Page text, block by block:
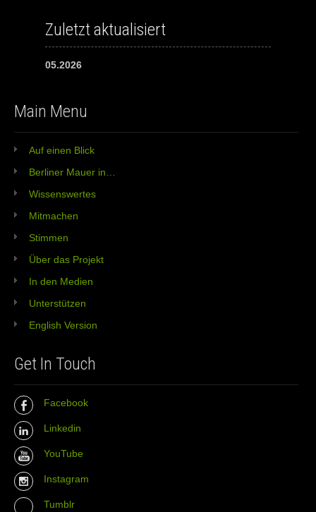
Zuletzt aktualisiert
05.2026
Main Menu
Auf einen Blick
Berliner Mauer in…
Wissenswertes
Mitmachen
Stimmen
Über das Projekt
In den Medien
Unterstützen
English Version
Get In Touch
Facebook
Linkedin
YouTube
Instagram
Tumblr